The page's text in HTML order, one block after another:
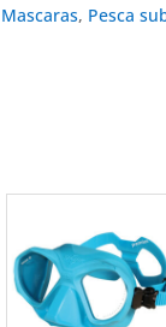
Mascaras, Pesca